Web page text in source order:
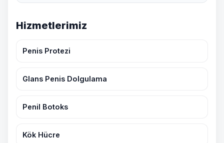
Hizmetlerimiz
Penis Protezi
Glans Penis Dolgulama
Penil Botoks
Kök Hücre